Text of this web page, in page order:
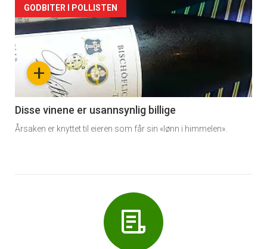
Forsiden
akkurat
nå
6
+
GODBITER I POLLISTEN
Disse vinene er usannsynlig billige
Årsaken er knyttet til eieren som får sin «lønn i himmelen».